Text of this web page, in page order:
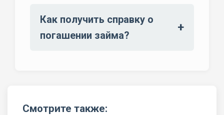
Как получить справку о
погашении займа?
Смотрите также: